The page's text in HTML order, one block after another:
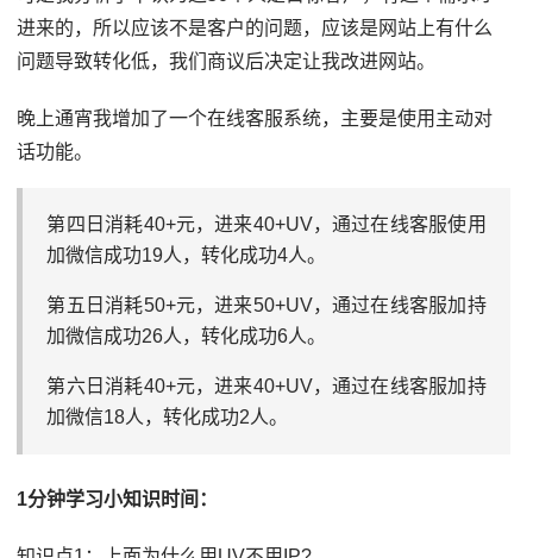
进来的，所以应该不是客户的问题，应该是网站上有什么
问题导致转化低，我们商议后决定让我改进网站。
晚上通宵我增加了一个在线客服系统，主要是使用主动对
话功能。
第四日消耗40+元，进来40+UV，通过在线客服使用
加微信成功19人，转化成功4人。
第五日消耗50+元，进来50+UV，通过在线客服加持
加微信成功26人，转化成功6人。
第六日消耗40+元，进来40+UV，通过在线客服加持
加微信18人，转化成功2人。
1分钟学习小知识时间：